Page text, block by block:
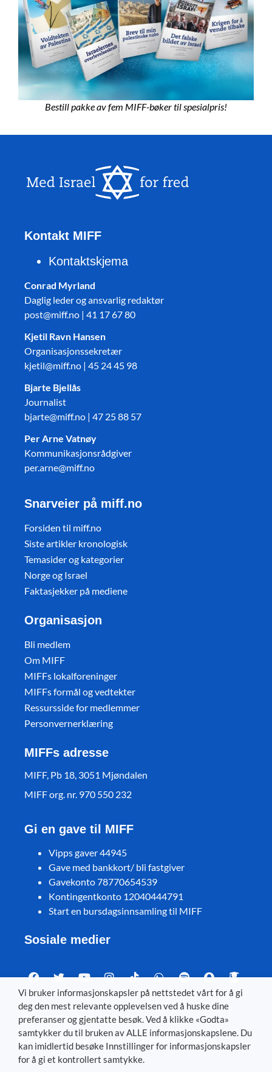
Bestill pakke av fem MIFF-bøker til spesialpris!
Kontakt MIFF
Kontaktskjema
Conrad Myrland
Daglig leder og ansvarlig redaktør
post@miff.no | 41 17 67 80
Kjetil Ravn Hansen
Organisasjonssekretær
kjetil@miff.no | 45 24 45 98
Bjarte Bjellås
Journalist
bjarte@miff.no | 47 25 88 57
Per Arne Vatnøy
Kommunikasjonsrådgiver
per.arne@miff.no
Snarveier på miff.no
Forsiden til miff.no
Siste artikler kronologisk
Temasider og kategorier
Norge og Israel
Faktasjekker på mediene
Organisasjon
Bli medlem
Om MIFF
MIFFs lokalforeninger
MIFFs formål og vedtekter
Ressursside for medlemmer
Personvernerklæring
MIFFs adresse
MIFF, Pb 18, 3051 Mjøndalen
MIFF org. nr. 970 550 232
Gi en gave til MIFF
Vipps gaver 44945
Gave med bankkort/ bli fastgiver
Gavekonto 78770654539
Kontingentkonto 12040444791
Start en bursdagsinnsamling til MIFF
Sosiale medier
Visit MIFF in other languages
Svenska– Dansk – Deutsch– Íslenska –English
Vi bruker informasjonskapsler på nettstedet vårt for å gi
deg den mest relevante opplevelsen ved å huske dine
preferanser og gjentatte besøk. Ved å klikke «Godta»
samtykker du til bruken av ALLE informasjonskapslene. Du
kan imidlertid besøke Innstillinger for informasjonskapsler
for å gi et kontrollert samtykke.